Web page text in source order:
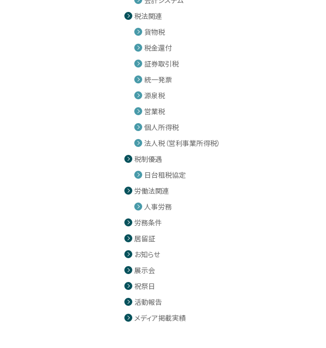
税法関連
貨物税
税金還付
証券取引税
統一発票
源泉税
営業税
個人所得税
法人税（営利事業所得税）
税制優遇
日台租税協定
労働法関連
人事労務
労務条件
居留証
お知らせ
展示会
祝祭日
活動報告
メディア掲載実績